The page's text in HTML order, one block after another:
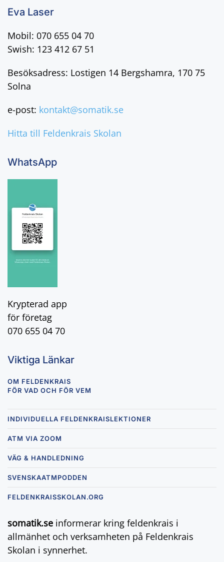
Eva Laser
Mobil: 070 655 04 70
Swish: 123 412 67 51
Besöksadress: Lostigen 14 Bergshamra, 170 75
Solna
e-post: kontakt@somatik.se
Hitta till Feldenkrais Skolan
WhatsApp
Krypterad app
för företag
070 655 04 70
Viktiga Länkar
OM FELDENKRAIS
FÖR VAD OCH FÖR VEM
INDIVIDUELLA FELDENKRAISLEKTIONER
ATM VIA ZOOM
VÄG & HANDLEDNING
SVENSKAATMPODDEN
FELDENKRAISSKOLAN.ORG
somatik.se informerar kring feldenkrais i
allmänhet och verksamheten på Feldenkrais
Skolan i synnerhet.